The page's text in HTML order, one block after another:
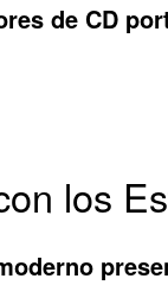
de CD
los